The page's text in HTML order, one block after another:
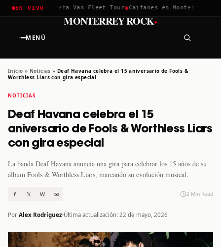
EN VIVO
2026✱Greta Van Fleet Tour✱Caifanes en Monterrey · 12
MENÚ
MONTERREY ROCK·
Inicio » Noticias » Deaf Havana celebra el 15 aniversario de Fools &
Worthless Liars con gira especial
NOTICIAS
Deaf Havana celebra el 15
aniversario de Fools & Worthless Liars
con gira especial
La banda Deaf Havana anuncia una gira para celebrar los 15 años de su
álbum Fools & Worthless Liars, marcando su evolución musical.
f 𝕏 W ✉ 2 Min Read
Por Alex Rodríguez Última actualización: 22 de mayo, 2026